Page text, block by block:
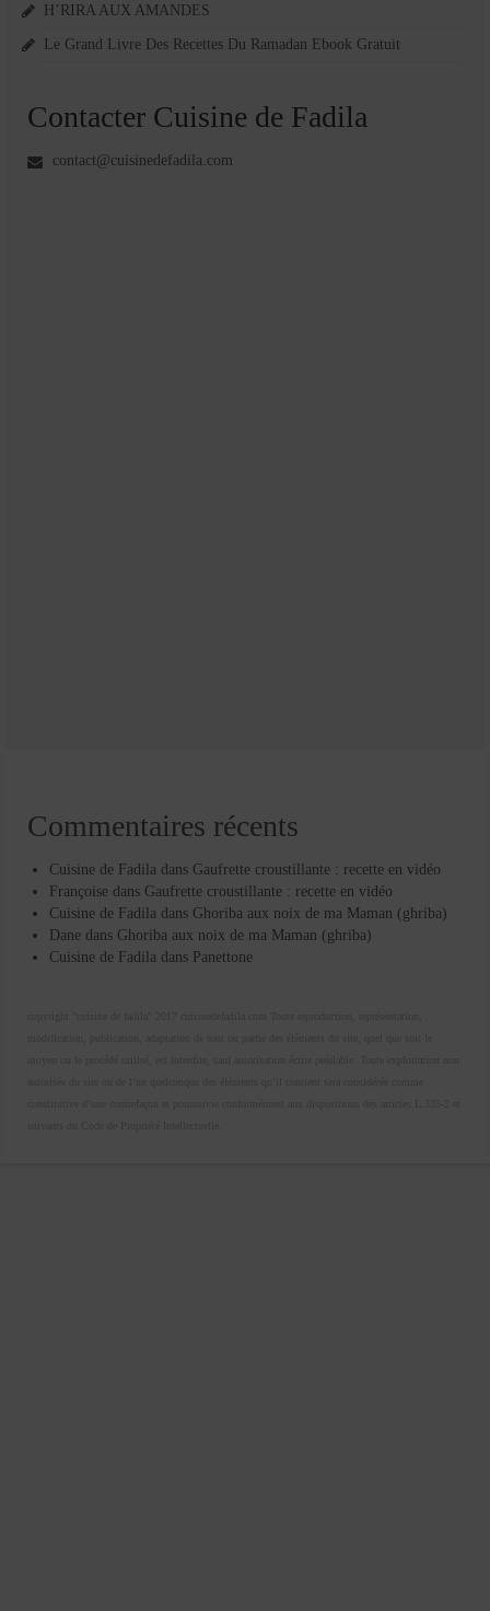
H’RIRA AUX AMANDES
Le Grand Livre Des Recettes Du Ramadan Ebook Gratuit
Contacter Cuisine de Fadila
contact@cuisinedefadila.com
Commentaires récents
Cuisine de Fadila dans Gaufrette croustillante : recette en vidéo
Françoise dans Gaufrette croustillante : recette en vidéo
Cuisine de Fadila dans Ghoriba aux noix de ma Maman (ghriba)
Dane dans Ghoriba aux noix de ma Maman (ghriba)
Cuisine de Fadila dans Panettone